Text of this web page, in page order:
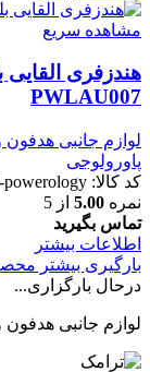
مشاهده سریع
PWLAU007
لوازم جانبی
پاورولوجی
کد کالا: powerology
نمره 5.00 از 5
تماس بگیرید
اطلاعات بیشتر
بارگیری بیشتر
درحال بارگزاری...
لوازم جانبی